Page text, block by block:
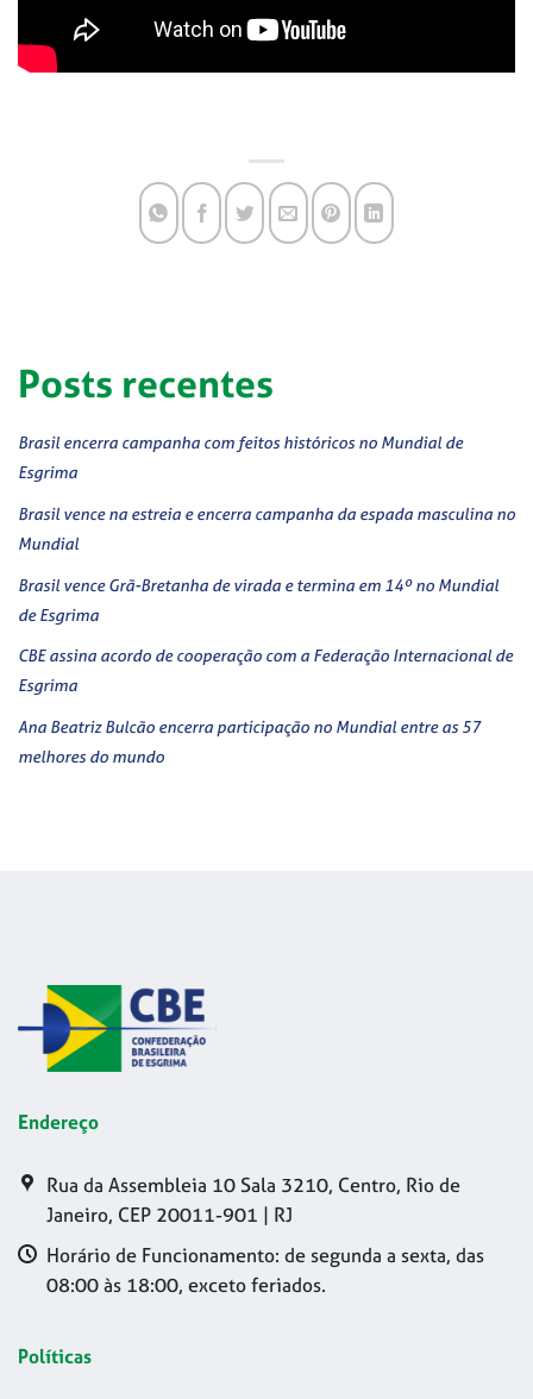
Posts recentes
Brasil encerra campanha com feitos históricos no Mundial de
Esgrima
Brasil vence na estreia e encerra campanha da espada masculina no
Mundial
Brasil vence Grã-Bretanha de virada e termina em 14º no Mundial
de Esgrima
CBE assina acordo de cooperação com a Federação Internacional de
Esgrima
Ana Beatriz Bulcão encerra participação no Mundial entre as 57
melhores do mundo
Endereço
Rua da Assembleia 10 Sala 3210, Centro, Rio de
Janeiro, CEP 20011-901 | RJ
Horário de Funcionamento: de segunda a sexta, das
08:00 às 18:00, exceto feriados.
Políticas